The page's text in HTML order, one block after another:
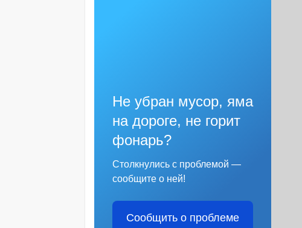
Не убран мусор, яма
на дороге, не горит
фонарь?
Столкнулись с проблемой —
сообщите о ней!
Сообщить о проблеме